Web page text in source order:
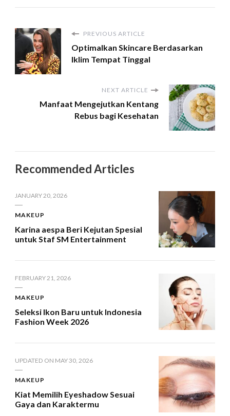
PREVIOUS ARTICLE
Optimalkan Skincare Berdasarkan
Iklim Tempat Tinggal
NEXT ARTICLE
Manfaat Mengejutkan Kentang
Rebus bagi Kesehatan
Recommended Articles
JANUARY 20, 2026
MAKEUP
Karina aespa Beri Kejutan Spesial
untuk Staf SM Entertainment
FEBRUARY 21, 2026
MAKEUP
Seleksi Ikon Baru untuk Indonesia
Fashion Week 2026
UPDATED ON MAY 30, 2026
MAKEUP
Kiat Memilih Eyeshadow Sesuai
Gaya dan Karaktermu